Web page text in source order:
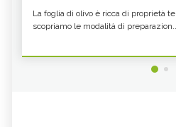
La foglia di olivo è ricca di proprietà
scopriamo le modalità di preparazion...